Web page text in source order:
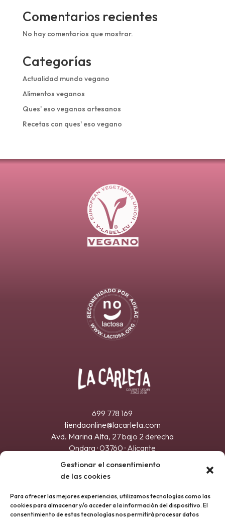
Gestionar el consentimiento
de las cookies
Para ofrecer las mejores experiencias, utilizamos tecnologías como las
cookies para almacenar y/o acceder a la información del dispositivo. El
consentimiento de estas tecnologías nos permitirá procesar datos
Comentarios recientes
No hay comentarios que mostrar.
Categorías
Actualidad mundo vegano
Alimentos veganos
Ques' eso veganos artesanos
Recetas con ques' eso vegano
699 778 169
tiendaonline@lacarleta.com
Avd. Marina Alta, 27 bajo 2 derecha
Ondara · 03760 · Alicante